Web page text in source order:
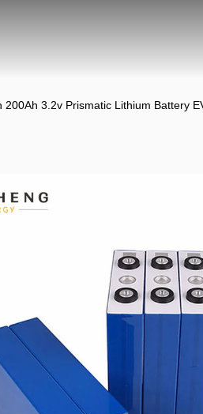
3.2v Prismatic Lithium Battery